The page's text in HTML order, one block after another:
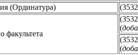
(Ординатура)
факультета
(
(